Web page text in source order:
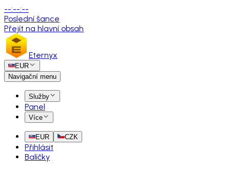
--:--:--
Poslední šance
Přejít na hlavní obsah
Eternyx
EUR
Navigační menu
Služby
Panel
Více
EUR CZK
Přihlásit
Balíčky